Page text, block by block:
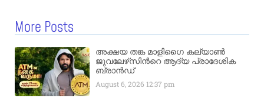
More Posts
അക്ഷയ തങ്ക മാളിഗൈ കല്യാണ്‍
ജുവലേഴ്‌സിന്‍റെ ആദ്യ പ്രാദേശിക
ബ്രാന്‍ഡ്
August 6, 2026 12:37 pm